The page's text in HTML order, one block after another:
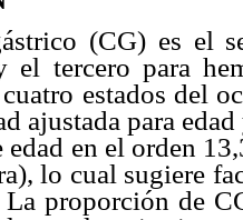
(CG) es el
el tercero para
estados del
ajustada para
edad en el orden
lo cual sugiere
La proporción de